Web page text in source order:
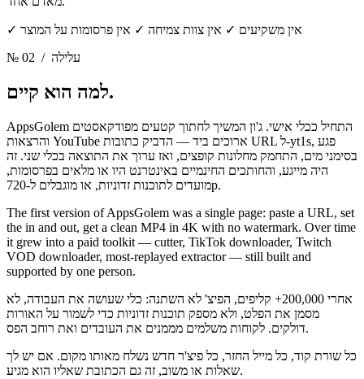
✓ אין משקיעים ✓ אין צוות צמיחה ✓ אין פרסומות על המוצר
№ 02
/ עלילה
למה הוא קיים.
AppsGolem התחיל ככלי אישי. ג'ון המשיך לחתוך קטעים מפודקאסטים
והרצאות YouTube ארוכים ביד — הדביק כתובות URL ל-yt1s, פגע
בסימני מים, התחמק מחלונות קופצים, ואז ערוך את התוצאה בכלי שני. זה
היה מייגע, והחותכים החינמיים באינטרנט היו או מלאים בפרסומות,
מועדים לתוכנות זדוניות, או מוגבלים ל-720p.
The first version of AppsGolem was a single page: paste a URL, set
the in and out, get a clean MP4 in 4K with no watermark. Over time
it grew into a paid toolkit — cutter, TikTok downloader, Twitch
VOD downloader, most-replayed extractor — still built and
supported by one person.
אחרי 200,000+ קליפים, הפיצ' לא השתנה: כלי שעושה את העבודה, לא
מסמן את הפלט, ולא מספק תוכנות זדוניות כדי לשמור על האורות
דולקים. לקוחות משלמים מממנים את העובדים ואת רוחב הפס.
כל שורת קוד, כל מייל החזר, כל פיצ'ר חדש נשלח מאותו מקום. אם יש לך
שאלות או משוב, זה גם הכתובת שאליו הוא מגיע.